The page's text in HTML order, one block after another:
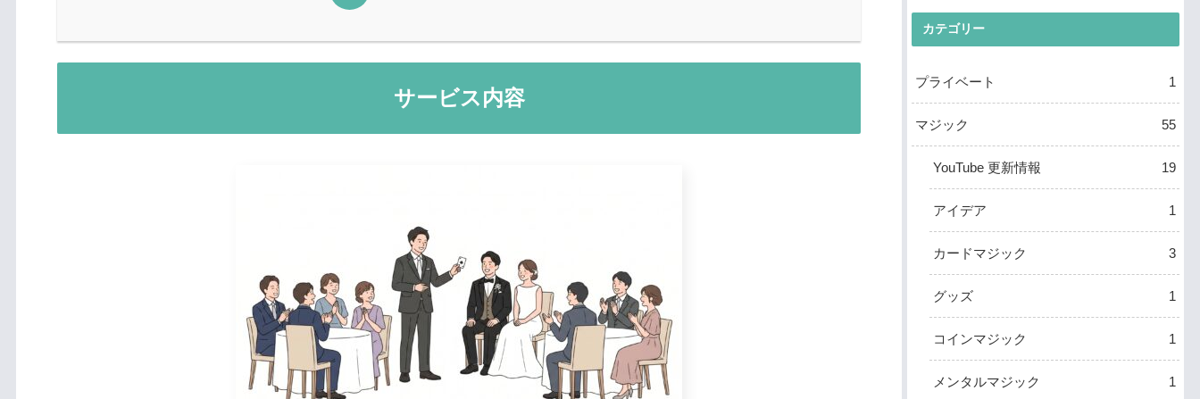
サービス内容
カテゴリー
プライベート 1
マジック 55
YouTube 更新情報 19
アイデア 1
カードマジック 3
グッズ 1
コインマジック 1
メンタルマジック 1